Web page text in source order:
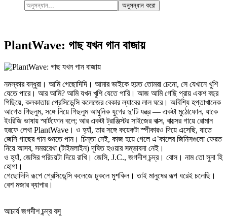
অনুসন্ধান করো
PlantWave: গাছ যখন গান বাজায়
নমস্কার বন্ধুরা। আমি গেছোদিদি। আমার ভাইকে হয়ত তোমরা চেনো, সে যেখানে খুশি
যেতে পারে। আর আমি? আমি যখন খুশি যেতে পারি। আজ আমি গেছি প্রায় একশ বছর
পিছিয়ে, কলকাতায় প্রেসিডেন্সি কলেজের বেকার ল্যাবের লাল ঘরে। অবিশ্যি হপ্তাখানেক
আগেও গিছলুম, সঙ্গে নিয়ে গিছলুম আধুনিক যুগের দু’টি যন্ত্র — একটা মুঠোফোন, যাকে
ইংরিজি ভাষায় স্মার্টফোন বলে; আর একটা ট্রাঞ্জিস্টর সাইজের বাক্স, বাক্সের গায়ে রোমান
হরফে লেখা PlantWave। ও হ্যাঁ, তার সঙ্গে কয়েকটা স্পীকারও দিয়ে এসেছি, যাতে
জেসি গাছের গান শুনতে পান। চিন্তা নেই, কাজ হয়ে গেলে এ’কালের জিনিসগুলো ফেরত
নিয়ে আসব, সময়রেখা (টাইমলাইন) দূষিত হওয়ার সম্ভাবনা নেই।
ও হ্যাঁ, জেসির পরিচয়টা দিয়ে রাখি। জেসি, J.C., জগদীশ চন্দ্র। বোস। নাম তো সুনা হি
হোগা।
গেছোদিদি রূপে প্রেসিডেন্সি কলেজে ঢুকলে মুশকিল। তাই মানুষের রূপ ধরেই চলেছি।
বেশ মজার ব্যাপার।
আচার্য জগদীশ চন্দ্র বসু